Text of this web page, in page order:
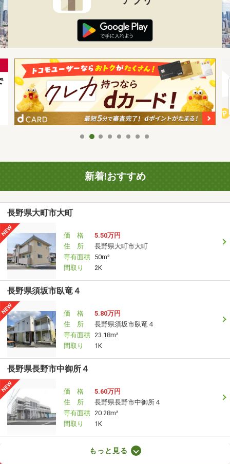
新着!おすすめ
長野県大町市大町
価 格
5.50万円
住 所
長野県大町市大町
専有面積 50m²
間取り
2K
長野県須坂市臥竜４
価 格
5.80万円
住 所
長野県須坂市臥竜４
専有面積 23.18m²
間取り
1K
長野県長野市中御所４
価 格
5.60万円
住 所
長野県長野市中御所４
専有面積 20.28m²
間取り
1K
長野県塩尻市大字広丘高出もっと見る